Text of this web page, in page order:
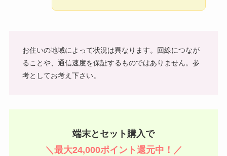
お住いの地域によって状況は異なります。回線につなが
ることや、通信速度を保証するものではありません。参
考としてお考え下さい。
端末とセット購入で
＼最大24,000ポイント還元中！／